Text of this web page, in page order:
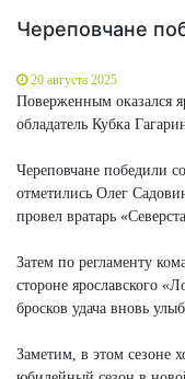
Череповчане
20 августа 2025
Поверженным оказался
обладатель Кубка
Череповчане победили
отметились Олег
провел вратарь
Затем по регламенту
стороне ярославского
бросков удача вновь
Заметим, в этом сезоне